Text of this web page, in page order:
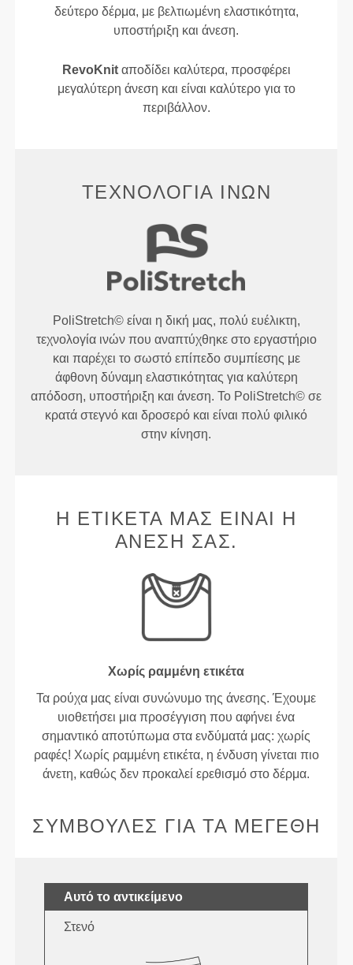
δεύτερο δέρμα, με βελτιωμένη ελαστικότητα,
υποστήριξη και άνεση.
RevoKnitαποδίδει καλύτερα, προσφέρει
μεγαλύτερη άνεση και είναι καλύτερο για το
περιβάλλον.
ΤΕΧΝΟΛΟΓΊΑ ΙΝΏΝ
PoliStretch© είναι η δική μας, πολύ ευέλικτη,
τεχνολογία ινών που αναπτύχθηκε στο εργαστήριο
και παρέχει το σωστό επίπεδο συμπίεσης με
άφθονη δύναμη ελαστικότητας για καλύτερη
απόδοση, υποστήριξη και άνεση. Το PoliStretch© σε
κρατά στεγνό και δροσερό και είναι πολύ φιλικό
στην κίνηση.
Η ΕΤΙΚΈΤΑ ΜΑΣ ΕΊΝΑΙ Η
ΆΝΕΣΉ ΣΑΣ.
Χωρίς ραμμένη ετικέτα
Τα ρούχα μας είναι συνώνυμο της άνεσης. Έχουμε
υιοθετήσει μια προσέγγιση που αφήνει ένα
σημαντικό αποτύπωμα στα ενδύματά μας: χωρίς
ραφές! Χωρίς ραμμένη ετικέτα, η ένδυση γίνεται πιο
άνετη, καθώς δεν προκαλεί ερεθισμό στο δέρμα.
ΣΥΜΒΟΥΛΈΣ ΓΙΑ ΤΑ ΜΕΓΈΘΗ
Αυτό το αντικείμενο
Στενό